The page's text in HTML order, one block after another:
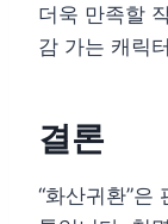
더욱 만족할
감 가는 캐릭
결론
“화산귀환”은